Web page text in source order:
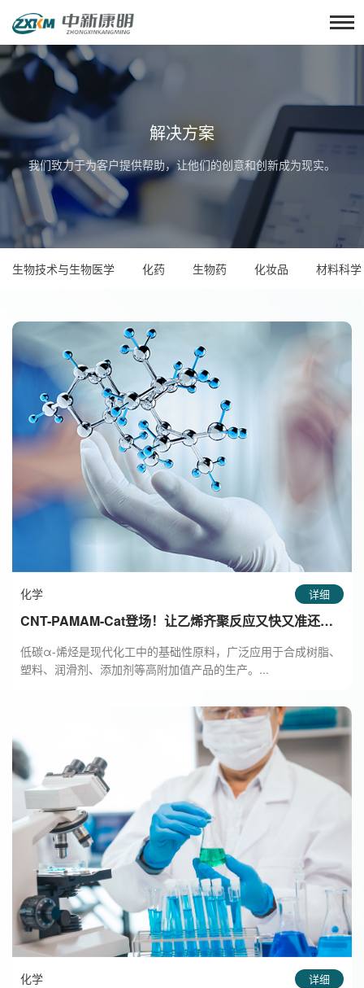
解决方案
我们致力于为客户提供帮助，让他们的创意和创新成为现实。
生物技术与生物医学 化药 生物药 化妆品 材料科学
化学 详细
CNT-PAMAM-Cat登场！让乙烯齐聚反应又快又准还可
低碳α-烯烃是现代化工中的基础性原料，广泛应用于合成树脂、
塑料、润滑剂、添加剂等高附加值产品的生产。...
化学 详细